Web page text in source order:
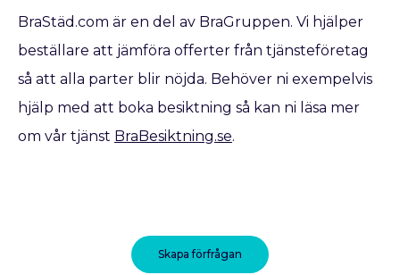
BraStäd.com är en del av BraGruppen. Vi hjälper
beställare att jämföra offerter från tjänsteföretag
så att alla parter blir nöjda. Behöver ni exempelvis
hjälp med att boka besiktning så kan ni läsa mer
om vår tjänst BraBesiktning.se.
Skapa förfrågan